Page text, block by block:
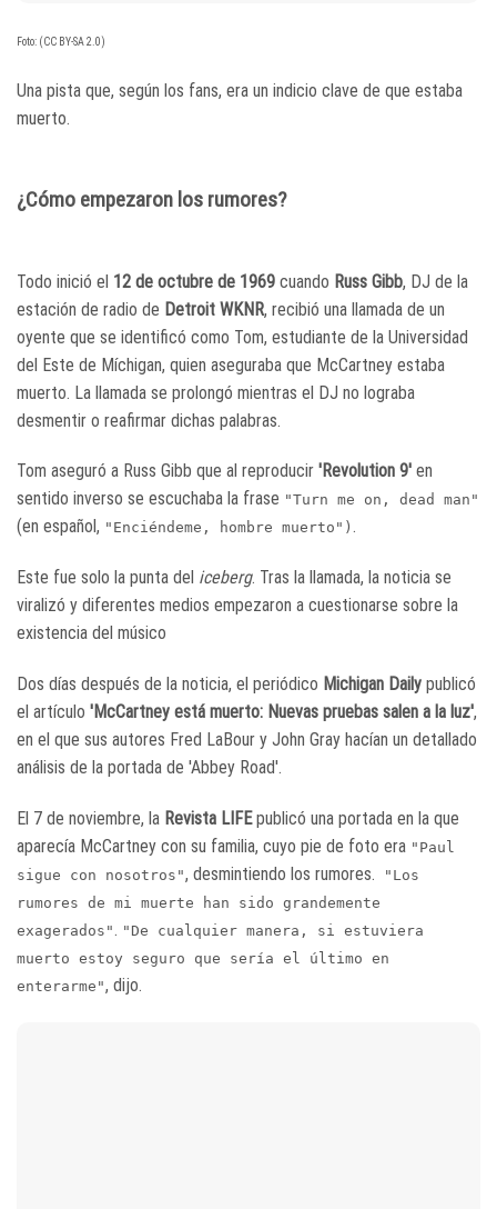
Foto: (CC BY-SA 2.0)
Una pista que, según los fans, era un indicio clave de que estaba
muerto.
¿Cómo empezaron los rumores?
Todo inició el 12 de octubre de 1969 cuando Russ Gibb, DJ de la
estación de radio de Detroit WKNR, recibió una llamada de un
oyente que se identificó como Tom, estudiante de la Universidad
del Este de Míchigan, quien aseguraba que McCartney estaba
muerto. La llamada se prolongó mientras el DJ no lograba
desmentir o reafirmar dichas palabras.
Tom aseguró a Russ Gibb que al reproducir 'Revolution 9' en
sentido inverso se escuchaba la frase "Turn me on, dead man"
(en español, "Enciéndeme, hombre muerto") .
Este fue solo la punta del iceberg. Tras la llamada, la noticia se
viralizó y diferentes medios empezaron a cuestionarse sobre la
existencia del músico
Dos días después de la noticia, el periódico Michigan Daily publicó
el artículo 'McCartney está muerto: Nuevas pruebas salen a la luz',
en el que sus autores Fred LaBour y John Gray hacían un detallado
análisis de la portada de 'Abbey Road'.
El 7 de noviembre, la Revista LIFEpublicó una portada en la que
aparecía McCartney con su familia, cuyo pie de foto era "Paul
sigue con nosotros", desmintiendo los rumores.
"Los
rumores de mi muerte han sido grandemente
exagerados" . "De cualquier manera, si estuviera
muerto estoy seguro que sería el último en
enterarme", dijo.